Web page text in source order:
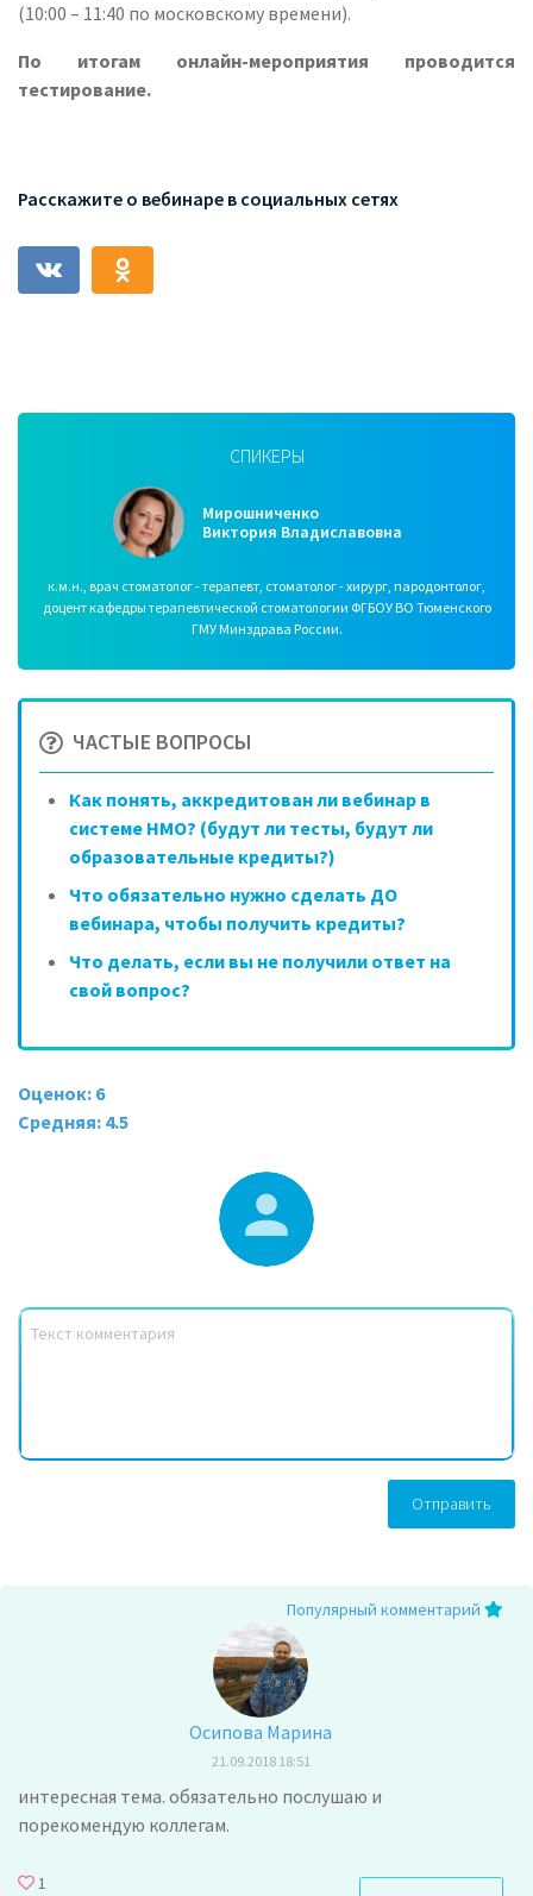
(10:00 – 11:40 по московскому времени).
По итогам онлайн-мероприятия проводится
тестирование.
Расскажите о вебинаре в социальных сетях
СПИКЕРЫ
Мирошниченко
Виктория Владиславовна
к.м.н., врач стоматолог - терапевт, стоматолог - хирург, пародонтолог,
доцент кафедры терапевтической стоматологии ФГБОУ ВО Тюменского
ГМУ Минздрава России.
ЧАСТЫЕ ВОПРОСЫ
Как понять, аккредитован ли вебинар в
системе НМО? (будут ли тесты, будут ли
образовательные кредиты?)
Что обязательно нужно сделать ДО
вебинара, чтобы получить кредиты?
Что делать, если вы не получили ответ на
свой вопрос?
Оценок: 6
Средняя: 4.5
Отправить
Популярный комментарий
Осипова Марина
21.09.2018 18:51
интересная тема. обязательно послушаю и
порекомендую коллегам.
1